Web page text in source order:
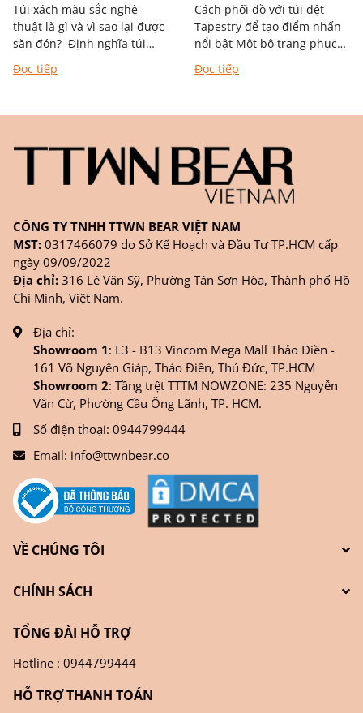
Túi xách màu sắc nghệ
thuật là gì và vì sao lại được
săn đón? Định nghĩa túi
xách mang phong cách
nghệ thuật Khác với túi
Đọc tiếp
Cách phối đồ với túi dệt
Tapestry để tạo điểm nhấn
nổi bật Một bộ trang phục
đẹp không chỉ đến từ quần
áo mà còn được...
Đọc tiếp
CÔNG TY TNHH TTWN BEAR VIỆT NAM
MST: 0317466079 do Sở Kế Hoạch và Đầu Tư TP.HCM cấp
ngày 09/09/2022
Địa chỉ: 316 Lê Văn Sỹ, Phường Tân Sơn Hòa, Thành phố Hồ
Chí Minh, Việt Nam.
Địa chỉ:
Showroom 1: L3 - B13 Vincom Mega Mall Thảo Điền -
161 Võ Nguyên Giáp, Thảo Điền, Thủ Đức, TP.HCM
Showroom 2: Tầng trệt TTTM NOWZONE: 235 Nguyễn
Văn Cừ, Phường Cầu Ông Lãnh, TP. HCM.
Số điện thoại: 0944799444
Email: info@ttwnbear.co
VỀ CHÚNG TÔI
CHÍNH SÁCH
TỔNG ĐÀI HỖ TRỢ
Hotline : 0944799444
HỖ TRỢ THANH TOÁN